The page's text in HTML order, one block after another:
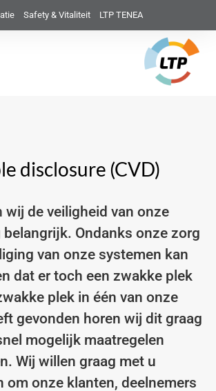
Safety & Vitaliteit LTP TENEA
disclosure (CVD)
wij de veiligheid van onze
Ondanks onze zorg
van onze systemen kan
dat er toch een zwakke plek
plek in één van onze
gevonden horen wij dit graag
mogelĳk maatregelen
Wij willen graag met u
om onze klanten, deelnemers